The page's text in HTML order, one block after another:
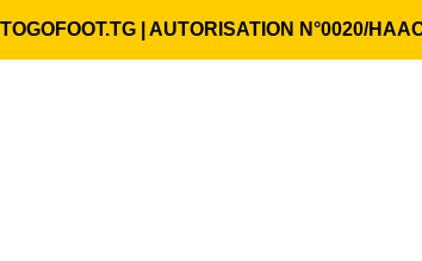
TOGOFOOT.TG | AUTORISATION N°0020/